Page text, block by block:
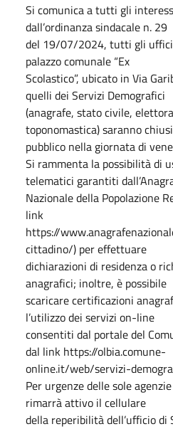
Si comunica a tutti gli
dall’ordinanza sindacale n. 29
del 19/07/2024, tutti gli
palazzo comunale “Ex
Scolastico”, ubicato in Via
quelli dei Servizi Demografici
(anagrafe, stato civile,
toponomastica) saranno
pubblico nella giornata di
Si rammenta la possibilità di
telematici garantiti
Nazionale della Popolazione
link
https://
cittadino/) per effettuare
dichiarazioni di residenza o
anagrafici; inoltre, è possibile
scaricare certificazioni
l’utilizzo dei servizi on-line
consentiti dal portale del
dal link https://olbia.comune-
online.it/web/servizi-
Per urgenze delle sole
rimarrà attivo il cellulare
della reperibilità dell’ufficio di